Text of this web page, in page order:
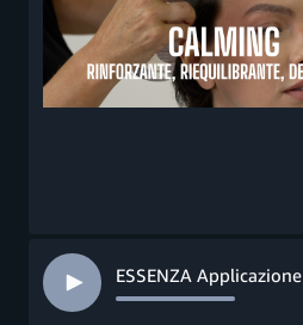
ESSENZA Applicazione